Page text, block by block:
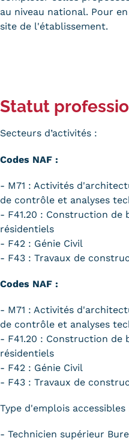
au niveau national. Pour
site de l'établissement.
Statut
Secteurs d’activités :
Codes NAF :
- M71 : Activités
de contrôle et analyses
- F41.20 : Construction de
résidentiels
- F42 : Génie Civil
- F43 : Travaux de
Codes NAF :
- M71 : Activités
de contrôle et analyses
- F41.20 : Construction de
résidentiels
- F42 : Génie Civil
- F43 : Travaux de
Type d'emplois accessibles
- Technicien supérieur